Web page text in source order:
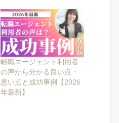
転職エージェント利用者
の声から分かる良い点・
悪い点と成功事例【2026
年最新】